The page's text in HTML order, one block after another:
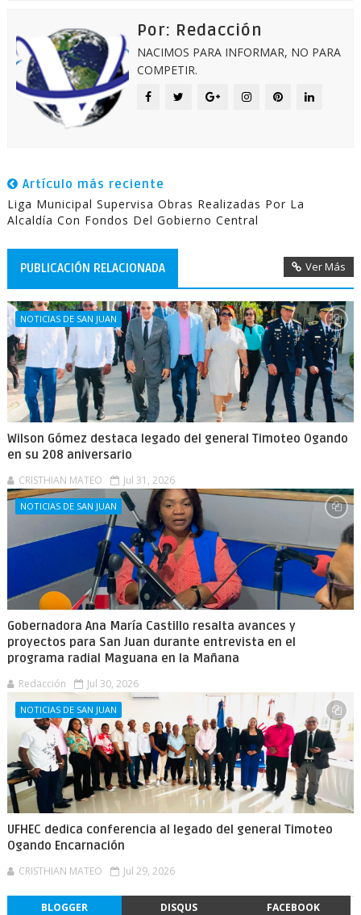
Por: Redacción
NACIMOS PARA INFORMAR, NO PARA
COMPETIR.
Artículo más reciente
Liga Municipal Supervisa Obras Realizadas Por La
Alcaldía Con Fondos Del Gobierno Central
PUBLICACIÓN RELACIONADA Ver Más
NOTICIAS DE SAN JUAN
Wilson Gómez destaca legado del general Timoteo Ogando
en su 208 aniversario
CRISTHIAN MATEO Jul 31, 2026
NOTICIAS DE SAN JUAN
Gobernadora Ana María Castillo resalta avances y
proyectos para San Juan durante entrevista en el
programa radial Maguana en la Mañana
Redacción Jul 30, 2026
NOTICIAS DE SAN JUAN
UFHEC dedica conferencia al legado del general Timoteo
Ogando Encarnación
CRISTHIAN MATEO Jul 29, 2026
BLOGGER DISQUS FACEBOOK